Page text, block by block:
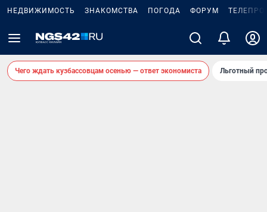
НЕДВИЖИМОСТЬ ЗНАКОМСТВА ПОГОДА ФОРУМ
Чего ждать кузбассовцам осенью — ответ экономиста Льготный